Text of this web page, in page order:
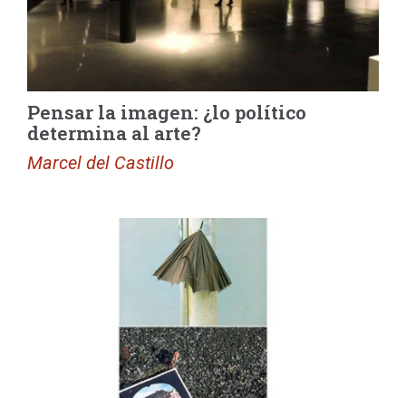
Pensar la imagen: ¿lo político
determina al arte?
Marcel del Castillo